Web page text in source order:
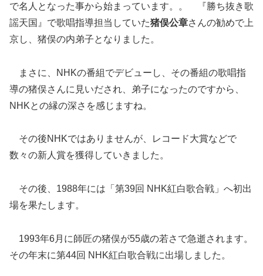
で名人となった事から始まっています。。 『勝ち抜き歌
謡天国』で歌唱指導担当していた猪俣公章さんの勧めで上
京し、猪俣の内弟子となりました。
まさに、NHKの番組でデビューし、その番組の歌唱指
導の猪俣さんに見いだされ、弟子になったのですから、
NHKとの縁の深さを感じますね。
その後NHKではありませんが、レコード大賞などで
数々の新人賞を獲得していきました。
その後、1988年には「第39回 NHK紅白歌合戦」へ初出
場を果たします。
1993年6月に師匠の猪俣が55歳の若さで急逝されます。
その年末に第44回 NHK紅白歌合戦に出場しました。